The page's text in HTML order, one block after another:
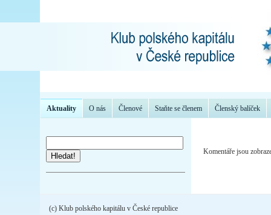
Aktuality O nás Členové Staňte se členem Členský balíček
Hledat! Komentáře jsou
(c) Klub polského kapitálu v České republice